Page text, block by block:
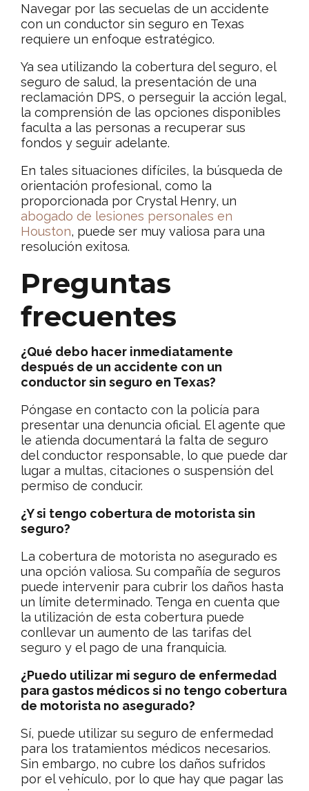
Navegar por las secuelas de un accidente
con un conductor sin seguro en Texas
requiere un enfoque estratégico.
Ya sea utilizando la cobertura del seguro, el
seguro de salud, la presentación de una
reclamación DPS, o perseguir la acción legal,
la comprensión de las opciones disponibles
faculta a las personas a recuperar sus
fondos y seguir adelante.
En tales situaciones difíciles, la búsqueda de
orientación profesional, como la
proporcionada por Crystal Henry, un
abogado de lesiones personales en
Houston, puede ser muy valiosa para una
resolución exitosa.
Preguntas
frecuentes
¿Qué debo hacer inmediatamente
después de un accidente con un
conductor sin seguro en Texas?
Póngase en contacto con la policía para
presentar una denuncia oficial. El agente que
le atienda documentará la falta de seguro
del conductor responsable, lo que puede dar
lugar a multas, citaciones o suspensión del
permiso de conducir.
¿Y si tengo cobertura de motorista sin
seguro?
La cobertura de motorista no asegurado es
una opción valiosa. Su compañía de seguros
puede intervenir para cubrir los daños hasta
un límite determinado. Tenga en cuenta que
la utilización de esta cobertura puede
conllevar un aumento de las tarifas del
seguro y el pago de una franquicia.
¿Puedo utilizar mi seguro de enfermedad
para gastos médicos si no tengo cobertura
de motorista no asegurado?
Sí, puede utilizar su seguro de enfermedad
para los tratamientos médicos necesarios.
Sin embargo, no cubre los daños sufridos
por el vehículo, por lo que hay que pagar las